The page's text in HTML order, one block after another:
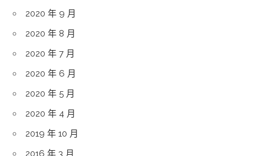
2020 年 9 月
2020 年 8 月
2020 年 7 月
2020 年 6 月
2020 年 5 月
2020 年 4 月
2019 年 10 月
2016 年 3 月